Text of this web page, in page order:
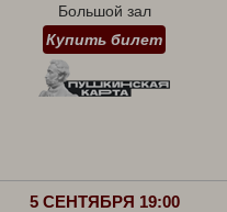
Большой зал
Купить билет
5 СЕНТЯБРЯ 19:00